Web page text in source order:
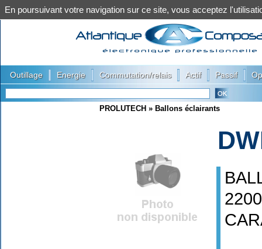
Outillage Energie Commutation/relais Actif Passif
PROLUTECH » Ballons éclairants
En poursuivant votre navigation sur ce site, vous acceptez